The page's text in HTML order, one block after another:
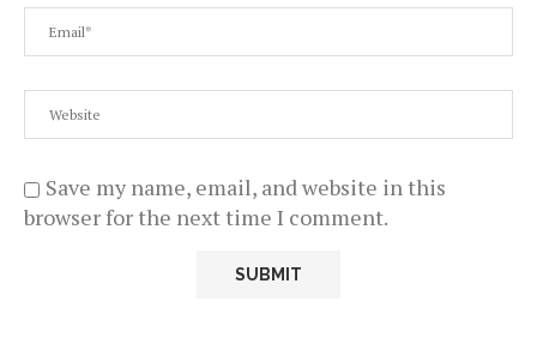
Save my name, email, and website in this
browser for the next time I comment.